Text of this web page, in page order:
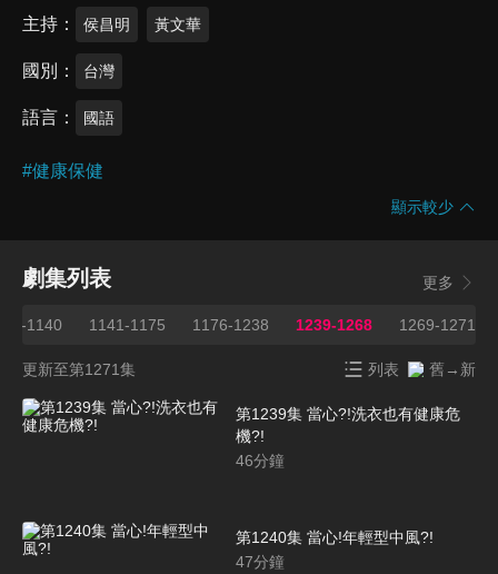
主持 侯昌明 黃文華
國別 台灣
語言 國語
#健康保健
顯示較少
劇集列表 更多
1140 1141-1175 1176-1238 1239-1268 1269-1271
更新至第1271集 列表 舊→新
第1239集 當心?!洗衣也有健康危
機?!
46分鐘
第1240集 當心!年輕型中風?!
47分鐘